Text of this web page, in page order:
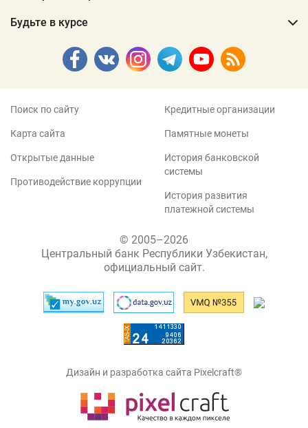
Будьте в курсе
Поиск по сайту
Карта сайта
Открытые данные
Противодействие коррупции
Кредитные организации
Памятные монеты
История банковской
системы
История развития
платежной системы
© 2005–2026
Центральный банк Республики Узбекистан,
официальный сайт.
Дизайн и разработка сайта Pixelcraft®